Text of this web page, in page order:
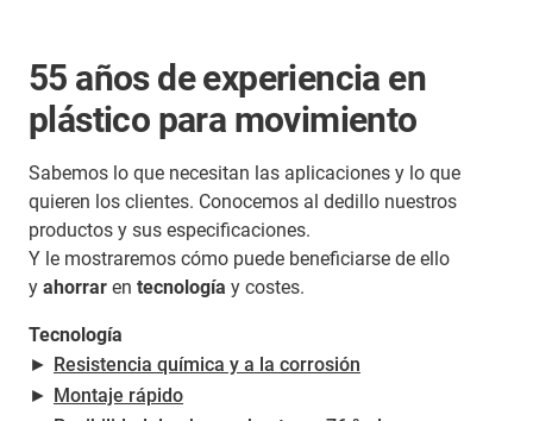
55 años de experiencia en
plástico para movimiento
Sabemos lo que necesitan las aplicaciones y lo que
quieren los clientes. Conocemos al dedillo nuestros
productos y sus especificaciones.
Y le mostraremos cómo puede beneficiarse de ello
y ahorrar en tecnología y costes.
Tecnología
► Resistencia química y a la corrosión
► Montaje rápido